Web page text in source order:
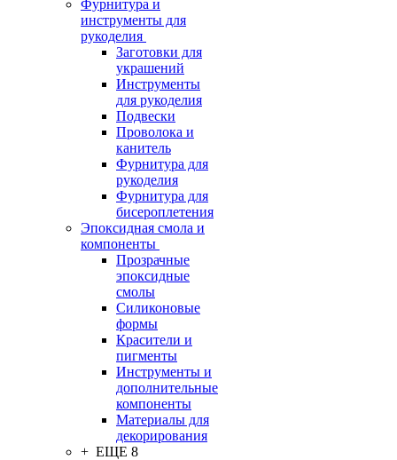
Фурнитура и
инструменты для
рукоделия
Заготовки для
украшений
Инструменты
для рукоделия
Подвески
Проволока и
канитель
Фурнитура для
рукоделия
Фурнитура для
бисероплетения
Эпоксидная смола и
компоненты
Прозрачные
эпоксидные
смолы
Силиконовые
формы
Красители и
пигменты
Инструменты и
дополнительные
компоненты
Материалы для
декорирования
+ ЕЩЕ 8